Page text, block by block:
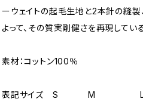
ーウェイトの起毛生地と2本針の縫製
よって、その質実剛健さを再現してい
素材：コットン100％
表記サイズ S